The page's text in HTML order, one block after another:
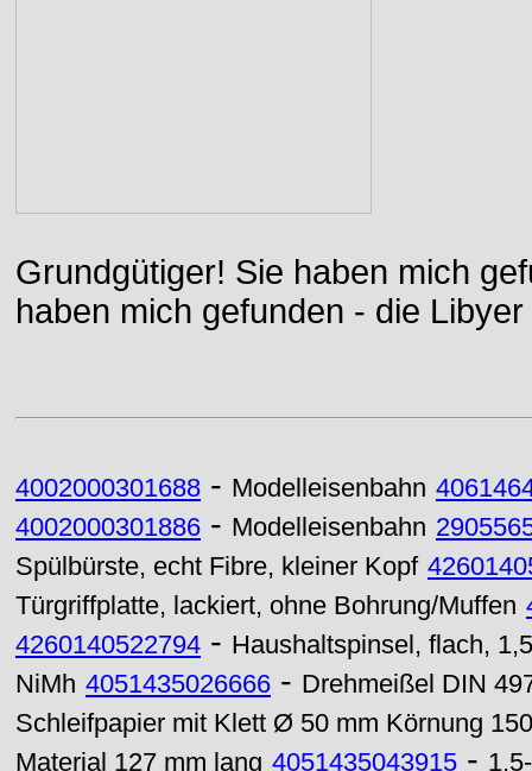
Grundgütiger! Sie haben mich
haben mich gefunden - die
4002000301688 - Modelleisenbahn
4002000301886 - Modelleisenbahn
Spülbürste, echt Fibre, kleiner Kopf
Türgriffplatte, lackiert, ohne Bohrung/Muffen
4260140522794 - Haushaltspinsel, flach,
NiMh 4051435026666 - Drehmeißel DIN
Schleifpapier mit Klett Ø 50 mm Körnung 150
Material 127 mm lang 4051435043915 -